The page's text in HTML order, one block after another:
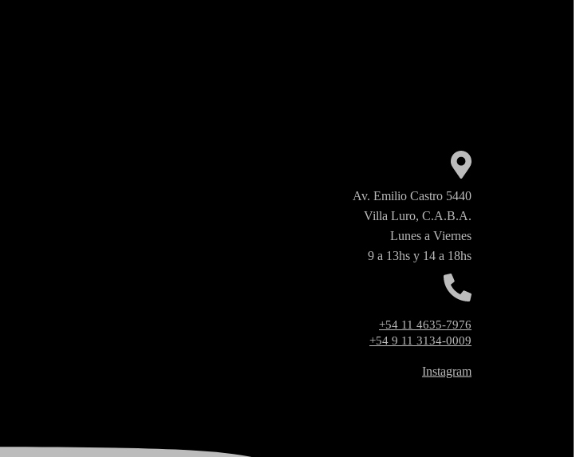
Av. Emilio Castro 5440
Villa Luro, C.A.B.A.
Lunes a Viernes
9 a 13hs y 14 a 18hs
+54 11 4635-7976
+54 9 11 3134-0009
Instagram